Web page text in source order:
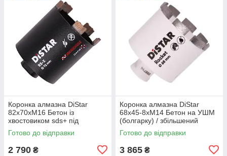
Коронка алмазна DiStar
82x70хМ16 Бетон із
хвостовиком sds+ під
свердло
Готово до відправки
2 790 ₴
Коронка алмазна DiStar
68х45-8хM14 Бетон на УШМ
(болгарку) / збільшений
ресурс 300+ отворів
Готово до відправки
3 865 ₴